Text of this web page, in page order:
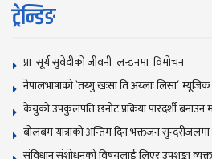
ट्रेन्डिङ
प्रा सूर्य सुवेदीको जीवनी लन्डनमा विमोचन
नेपालभाषाकाे `तय्गु खःसा ति अय्लाः लिसा´
केयुको उपकुलपति छनोट प्रक्रिया पारदर्शी बनाउन
बोलबम यात्राकाे अन्तिम दिन भक्तजन